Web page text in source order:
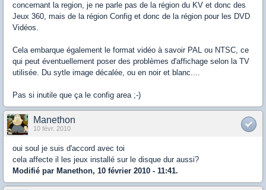
concernant la region, je ne parle pas de la région du KV et donc des
Jeux 360, mais de la région Config et donc de la région pour les DVD
Vidéos.
Cela embarque également le format vidéo à savoir PAL ou NTSC, ce
qui peut éventuellement poser des problèmes d'affichage selon la TV
utilisée. Du sytle image décalée, ou en noir et blanc....
Pas si inutile que ça le config area ;-)
Manethon
10 févr. 2010
oui soul je suis d'accord avec toi
cela affecte il les jeux installé sur le disque dur aussi?
Modifié par Manethon, 10 février 2010 - 11:41.